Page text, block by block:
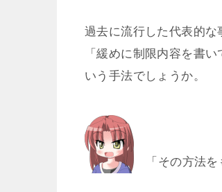
過去に流行した代表的
「緩めに制限内容を書
いう手法でしょうか。
「その方法を